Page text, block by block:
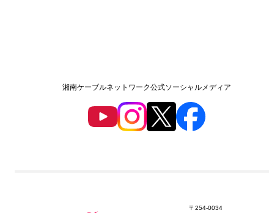
湘南ケーブルネットワーク公式ソーシャルメディア
〒254-0034